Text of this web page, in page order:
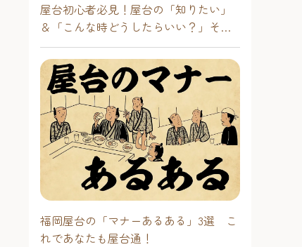
屋台初心者必見！屋台の「知りたい」
＆「こんな時どうしたらいい？」その
疑問に答えます！
福岡屋台の「マナーあるある」3選 こ
れであなたも屋台通！